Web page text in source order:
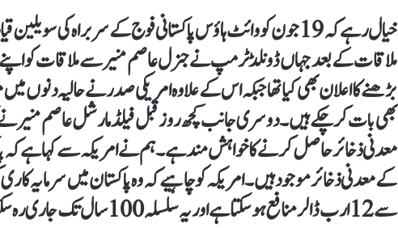
خیال رہے کہ 19 جون کو وائٹ ہاؤس پاکستانی فوج کے سربراہ کی
ملاقات کے بعد جہاں ڈونلڈ ٹرمپ نے جنرل عاصم منیر سے ملاقات کو اپنے
بڑھنے کا اعلان بھی کیا تھا جبکہ اس کے علاوہ امریکی صدر نے حالیہ دنوں
معدنی ذخائر حاصل کرنے کا خواہش مند ہے۔ ہم نے امریکہ سے کہا ہے
سے 12 ارب ڈالر منافع ہو سکتا ہے اور یہ سلسلہ 100 سال تک جاری رہ سکتا ہے۔‘